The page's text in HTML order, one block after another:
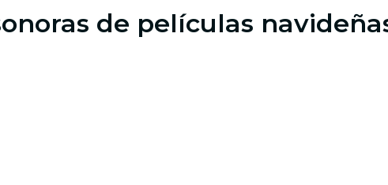
de películas